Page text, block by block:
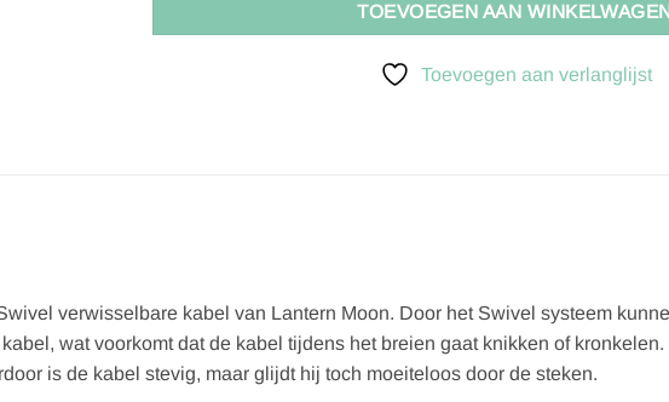
TOEVOEGEN AAN
Toevoegen aan verlanglijst
verwisselbare kabel van Lantern Moon. Door het Swivel systeem
wat voorkomt dat de kabel tijdens het breien gaat knikken of
is de kabel stevig, maar glijdt hij toch moeiteloos door de steken.